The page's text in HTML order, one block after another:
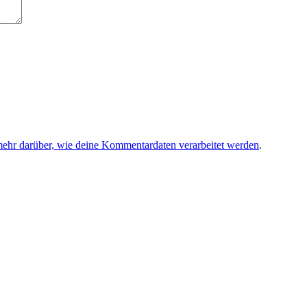
darüber, wie deine Kommentardaten verarbeitet werden.